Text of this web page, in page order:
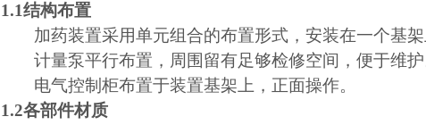
1.1结构布置
加药装置采用单元组合的布置形式，安装在一个基架
计量泵平行布置，周围留有足够检修空间，便于维护
电气控制柜布置于装置基架上，正面操作。
1.2各部件材质